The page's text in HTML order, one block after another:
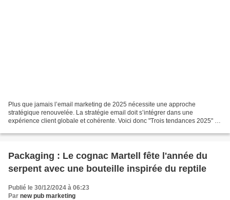
Plus que jamais l’email marketing de 2025 nécessite une approche
stratégique renouvelée. La stratégie email doit s’intégrer dans une
expérience client globale et cohérente. Voici donc "Trois tendances 2025" en
Packaging : Le cognac Martell fête l'année du
serpent avec une bouteille inspirée du reptile
Publié le 30/12/2024 à 06:23
Par new pub marketing